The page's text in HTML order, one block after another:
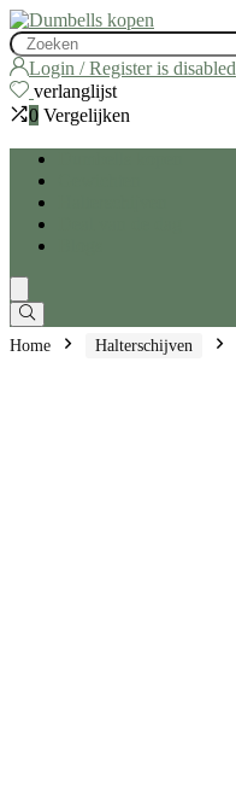
Search
for:Login / Register is disabled
verlanglijst
0 Vergelijken
Home Halterschijven